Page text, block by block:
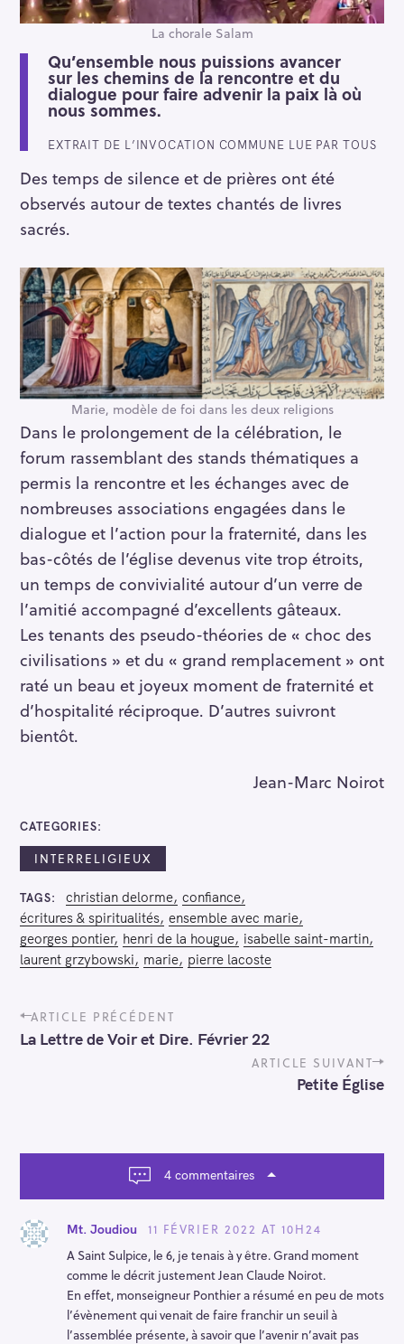
La chorale Salam
Qu’ensemble nous puissions avancer
sur les chemins de la rencontre et du
dialogue pour faire advenir la paix là où
nous sommes.
EXTRAIT DE L’INVOCATION COMMUNE LUE PAR TOUS
Des temps de silence et de prières ont été
observés autour de textes chantés de livres
sacrés.
Marie, modèle de foi dans les deux religions
Dans le prolongement de la célébration, le
forum rassemblant des stands thématiques a
permis la rencontre et les échanges avec de
nombreuses associations engagées dans le
dialogue et l’action pour la fraternité, dans les
bas-côtés de l’église devenus vite trop étroits,
un temps de convivialité autour d’un verre de
l’amitié accompagné d’excellents gâteaux.
Les tenants des pseudo-théories de « choc des
civilisations » et du « grand remplacement » ont
raté un beau et joyeux moment de fraternité et
d’hospitalité réciproque. D’autres suivront
bientôt.
Jean-Marc Noirot
CATEGORIES
INTERRELIGIEUX
TAGS christian delorme confiance
écritures & spiritualités ensemble avec marie
georges pontier henri de la hougue isabelle saint-martin
laurent grzybowski
marie pierre lacoste
P
o
s
g
o
n
ARTICLE PRÉCÉDENT
La Lettre de Voir et Dire. Février 22
ARTICLE SUIVANT
Petite Église
4 commentaires
Mt. Joudiou
11 FÉVRIER 2022 AT 10H24
A Saint Sulpice, le 6, je tenais à y être. Grand moment
comme le décrit justement Jean Claude Noirot.
En effet, monseigneur Ponthier a résumé en peu de mots
l’évènement qui venait de faire franchir un seuil à
l’assemblée présente, à savoir que l’avenir n’avait pas
R
e
h
e
r
c
h
e